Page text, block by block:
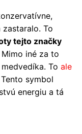
To
tejto značky
Mimo iné za to
To ale
symbol
energiu a tá